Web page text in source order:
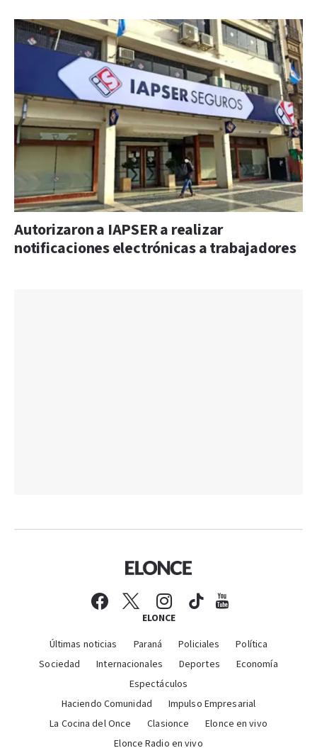
Autorizaron a IAPSER a realizar
notificaciones electrónicas a trabajadores
ELONCE
Últimas noticias Paraná Policiales
Política
Sociedad
Internacionales Deportes
Economía
Espectáculos
Haciendo Comunidad
Impulso Empresarial
La Cocina del Once
Clasionce
Elonce en vivo
Elonce Radio en vivo